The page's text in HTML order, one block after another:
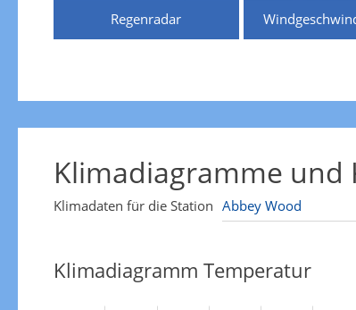
Regenradar
Klimadiagramme und
Klimadaten für die Station
Klimadiagramm Temperatur